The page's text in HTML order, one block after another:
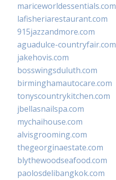
mariceworldessentials.com
lafisheriarestaurant.com
915jazzandmore.com
aguadulce-countryfair.com
jakehovis.com
bosswingsduluth.com
birminghamautocare.com
tonyscountrykitchen.com
jbellasnailspa.com
mychaihouse.com
alvisgrooming.com
thegeorginaestate.com
blythewoodseafood.com
paolosdelibangkok.com